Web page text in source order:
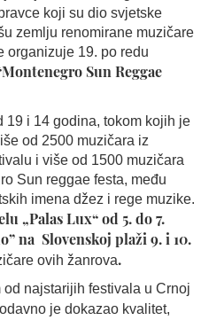
koji su dio svjetske
zemlju renomirane muzičare
organizuje 19. po redu
Sun Reggae
19 i 14 godina, tokom kojih je
od 2500 muzičara iz
i više od 1500 muzičara
Sun reggae festa, među
imena džez i rege muzike.
„Palas Lux“ od 5. do 7.
na Slovenskoj plaži 9. i 10.
ovih žanrova.
najstarijih festivala u Crnoj
odavno je dokazao kvalitet,